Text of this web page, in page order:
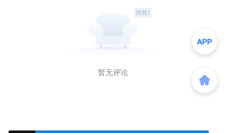
暂无评论